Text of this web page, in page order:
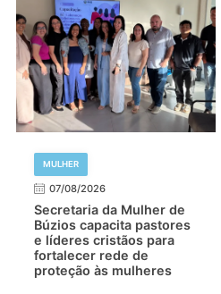
MULHER
07/08/2026
Secretaria da Mulher de
Búzios capacita pastores
e líderes cristãos para
fortalecer rede de
proteção às mulheres